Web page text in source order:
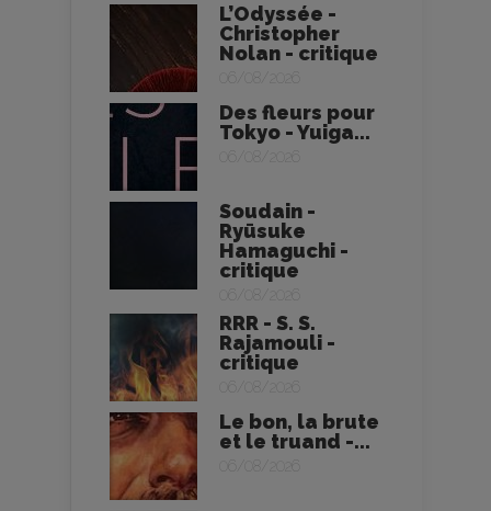
L’Odyssée -
Christopher
Nolan - critique
06/08/2026
Des fleurs pour
Tokyo - Yuiga...
06/08/2026
Soudain -
Ryūsuke
Hamaguchi -
critique
06/08/2026
RRR - S. S.
Rajamouli -
critique
06/08/2026
Le bon, la brute
et le truand -...
06/08/2026